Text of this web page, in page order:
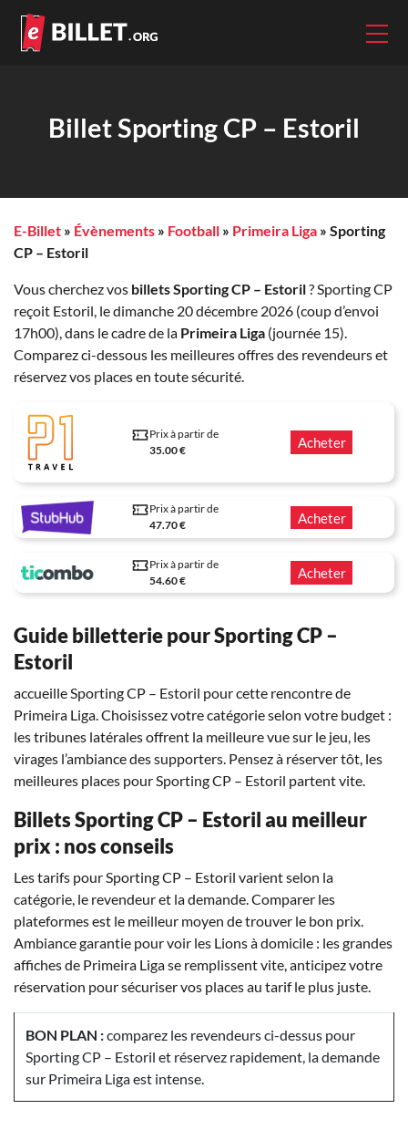
Billet Sporting CP – Estoril
E-Billet » Évènements » Football » Primeira Liga » Sporting
CP – Estoril
Vous cherchez vos billets Sporting CP – Estoril? Sporting CP
reçoit Estoril, le dimanche 20 décembre 2026 (coup d’envoi
17h00), dans le cadre de la Primeira Liga (journée 15).
Comparez ci-dessous les meilleures offres des revendeurs et
réservez vos places en toute sécurité.
Prix à partir de
35.00 €
Acheter
Prix à partir de
47.70 €
Acheter
Prix à partir de
54.60 €
Acheter
Guide billetterie pour Sporting CP –
Estoril
accueille Sporting CP – Estoril pour cette rencontre de
Primeira Liga. Choisissez votre catégorie selon votre budget :
les tribunes latérales offrent la meilleure vue sur le jeu, les
virages l’ambiance des supporters. Pensez à réserver tôt, les
meilleures places pour Sporting CP – Estoril partent vite.
Billets Sporting CP – Estoril au meilleur
prix : nos conseils
Les tarifs pour Sporting CP – Estoril varient selon la
catégorie, le revendeur et la demande. Comparer les
plateformes est le meilleur moyen de trouver le bon prix.
Ambiance garantie pour voir les Lions à domicile : les grandes
affiches de Primeira Liga se remplissent vite, anticipez votre
réservation pour sécuriser vos places au tarif le plus juste.
BON PLAN :comparez les revendeurs ci-dessus pour
Sporting CP – Estoril et réservez rapidement, la demande
sur Primeira Liga est intense.